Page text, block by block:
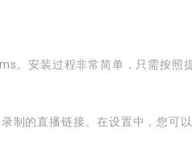
。安装过程非常简单，只需按照
制的直播链接。在设置中，您可以